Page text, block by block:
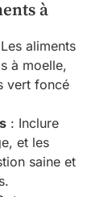
à
aliments
à moelle,
vert foncé
: Inclure
et les
saine et